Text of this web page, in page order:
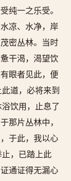
纯一之乐受。
凉、水净，岸
密丛林。当时
干渴，渴望饮
眼者见此，便
道，必将来到
饮用，止息了
那片丛林中，
于此，我以心
止，已踏上此
通证得无漏心